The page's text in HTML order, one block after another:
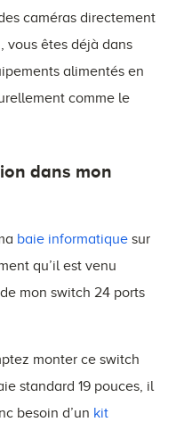
caméras directement
vous êtes déjà dans
alimentés en
comme le
dans mon
baie informatique sur
qu’il est venu
mon switch 24 ports
monter ce switch
standard 19 pouces, il
besoin d’un kit